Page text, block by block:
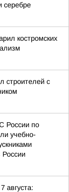
серебре
костромских
строителей с
России по
учебно-
августа: